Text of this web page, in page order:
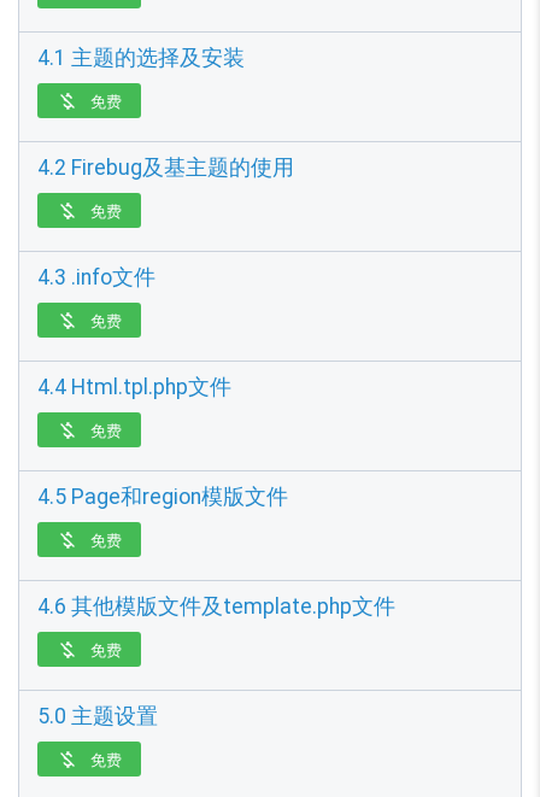
4.1 主题的选择及安装
 免费
4.2 Firebug及基主题的使用
 免费
4.3 .info文件
 免费
4.4 Html.tpl.php文件
 免费
4.5 Page和region模版文件
 免费
4.6 其他模版文件及template.php文件
 免费
5.0 主题设置
 免费